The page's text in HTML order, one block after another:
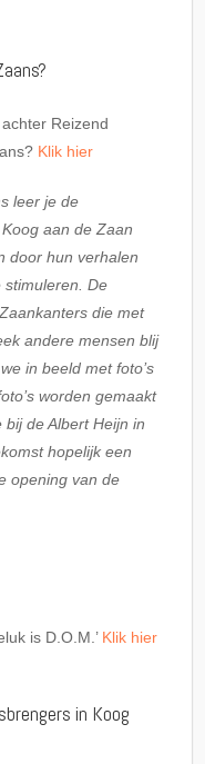
Reizend
Klik hier
leer je de
aan de Zaan
door hun verhalen
stimuleren. De
die met
andere mensen blij
in beeld met foto’s
worden gemaakt
de Albert Heijn in
hopelijk een
opening van de
is D.O.M.’ Klik hier
in Koog